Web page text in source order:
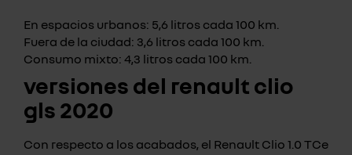
En espacios urbanos: 5,6 litros cada 100 km.
Fuera de la ciudad: 3,6 litros cada 100 km.
Consumo mixto: 4,3 litros cada 100 km.
versiones del renault clio
gls 2020
Con respecto a los acabados, el Renault Clio 1.0 TCe